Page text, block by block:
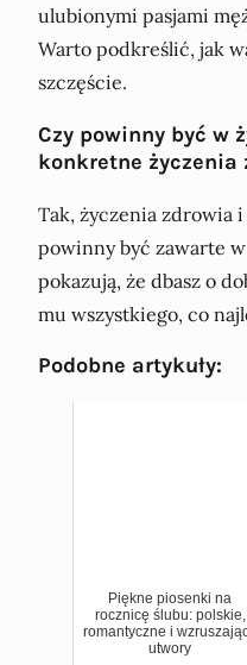
ulubionymi pasjami
Warto podkreślić, jak
szczęście.
Czy powinny być w
konkretne życzenia
Tak, życzenia zdrowia i
powinny być zawarte
pokazują, że dbasz o
mu wszystkiego, co
Podobne artykuły:
Piękne piosenki na
rocznicę ślubu: polskie,
romantyczne i
utwory